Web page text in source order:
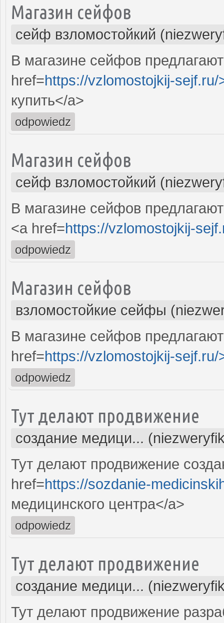
Магазин сейфов
сейф взломостойкий
В магазине сейфов
href=https://vzlomostojkij-sejf.ru/
купить</a>
odpowiedz
Магазин сейфов
сейф взломостойкий
В магазине сейфов
<a href=https://vzlomostojkij-
odpowiedz
Магазин сейфов
взломостойкие сейфы
В магазине сейфов
href=https://vzlomostojkij-sejf.ru/
odpowiedz
Тут делают продвижение
создание медици...
Тут делают продвижение
href=https://sozdanie-
медицинского центра</a>
odpowiedz
Тут делают продвижение
создание медици...
Тут делают продвижение